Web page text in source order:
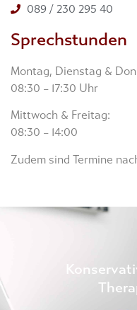
089 / 230 295 40
Sprechstunden
Montag, Dienstag &
08:30 – 17:30 Uhr
Mittwoch & Freitag:
08:30 – 14:00
Zudem sind Termine